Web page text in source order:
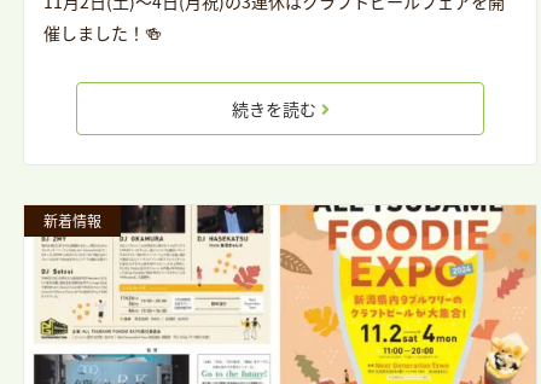
催しました！🍻
続きを読む
新着情報